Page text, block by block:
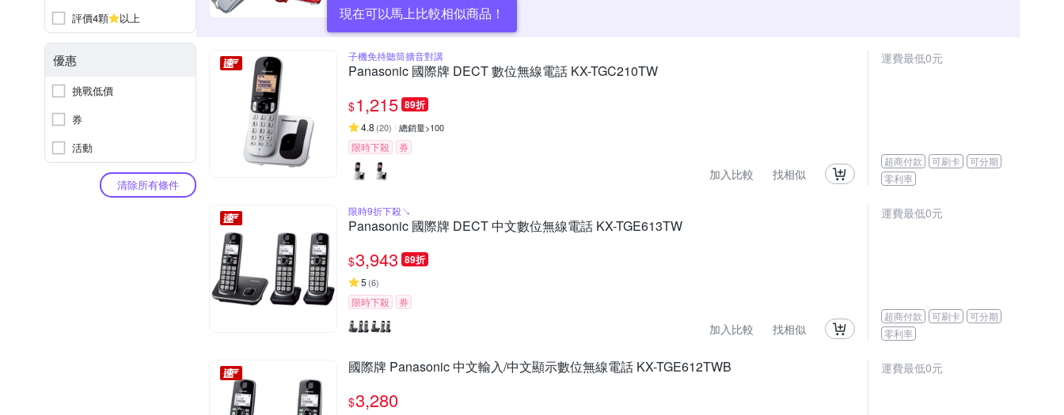
評價4顆
以上
優惠
挑戰低價
券
活動
清除所有條件
現在可以馬上比較相似商品！
子機免持聽筒擴音對講
Panasonic 國際牌 DECT 數位無線電話 KX-TGC210TW
$1,215 89折
4.8 (20) 總銷量>100
限時下殺 券
加入比較 找相似
運費最低0元
超商付款 可刷卡
可分期
零利率
限時9折下殺↘
Panasonic 國際牌 DECT 中文數位無線電話 KX-TGE613TW
$3,943 89折
5 (6)
限時下殺 券
加入比較 找相似
運費最低0元
超商付款 可刷卡
可分期
零利率
國際牌 Panasonic 中文輸入/中文顯示數位無線電話 KX-TGE612TWB
$3,280
運費最低0元